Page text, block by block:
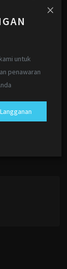
untuk
penawaran
Langganan